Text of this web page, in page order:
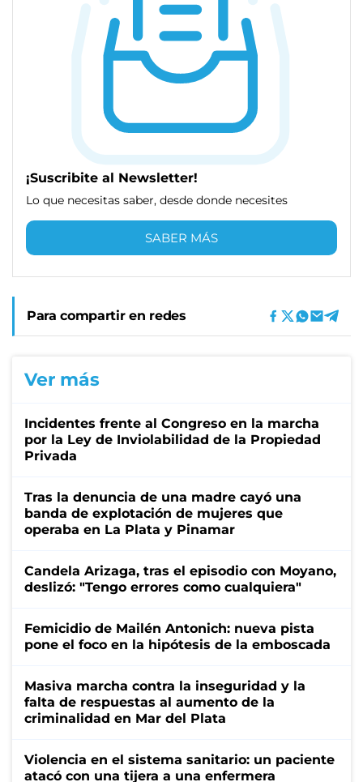
¡Suscribite al Newsletter!
Lo que necesitas saber, desde donde necesites
SABER MÁS
Para compartir en redes
Ver más
Incidentes frente al Congreso en la marcha
por la Ley de Inviolabilidad de la Propiedad
Privada
Tras la denuncia de una madre cayó una
banda de explotación de mujeres que
operaba en La Plata y Pinamar
Candela Arizaga, tras el episodio con Moyano,
deslizó: "Tengo errores como cualquiera"
Femicidio de Mailén Antonich: nueva pista
pone el foco en la hipótesis de la emboscada
Masiva marcha contra la inseguridad y la
falta de respuestas al aumento de la
criminalidad en Mar del Plata
Violencia en el sistema sanitario: un paciente
atacó con una tijera a una enfermera